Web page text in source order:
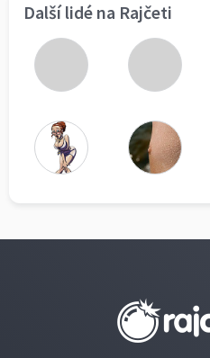
Další lidé na Rajčeti